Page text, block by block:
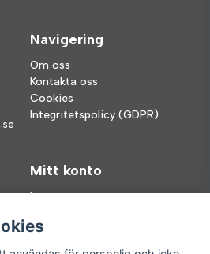
Navigering
Om oss
Kontakta oss
Cookies
Integritetspolicy (GDPR)
Mitt konto
Logga in
Glömt lösenord?